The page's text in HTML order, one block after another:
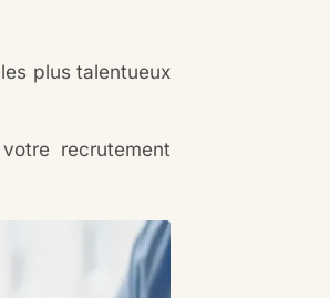
plus talentueux
recrutement